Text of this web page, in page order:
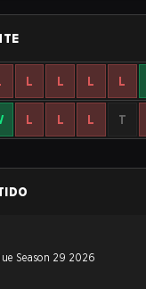
L L L L
L L L T
Season 29 2026